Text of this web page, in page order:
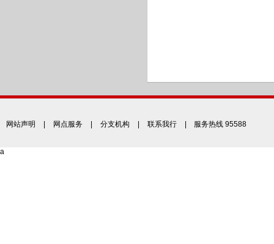
网站声明 网点服务 分支机构 联系我行 | 服务热线 95588
a